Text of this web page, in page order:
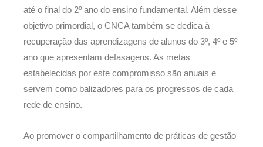
até o final do 2º ano do ensino fundamental. Além desse
objetivo primordial, o CNCA também se dedica à
recuperação das aprendizagens de alunos do 3º, 4º e 5º
ano que apresentam defasagens. As metas
estabelecidas por este compromisso são anuais e
servem como balizadores para os progressos de cada
rede de ensino.
Ao promover o compartilhamento de práticas de gestão